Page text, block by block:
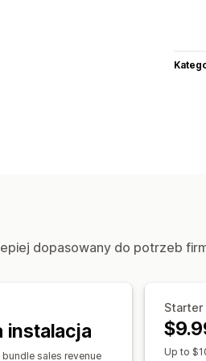
dopasowany do potrzeb
instalacja
sales revenue
Starter
Up to